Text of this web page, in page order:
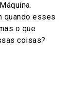
quando esses
o que
coisas?